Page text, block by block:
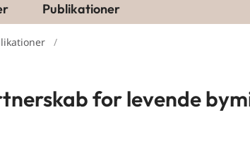
Publikationer
for levende